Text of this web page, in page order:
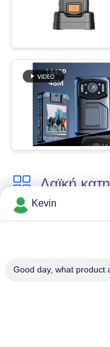
Λαϊκή
Φορεμένες
4G φορεμένη σώμα
Kevin
Good day, what product